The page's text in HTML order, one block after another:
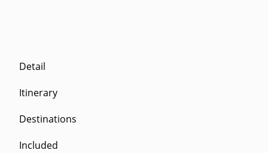
Detail
Itinerary
Destinations
Included